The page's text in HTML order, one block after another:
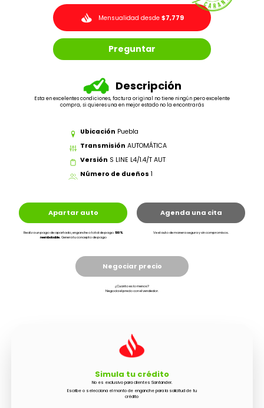
Mensualidad desde$7,779
Preguntar
Descripción
Esta en excelentes condiciones, factura original no tiene ningún pero excelente
compra, si quieres una en mejor estado no la encontrarás
Ubicación Puebla
Transmisión AUTOMÁTICA
Versión S LINE L4/1.4/T AUT
Número de dueños 1
Apartar auto
Realiza un pago de apartado, enganche o total de pago.100%
reembolsable.Genera tu concepto de pago
Agenda una cita
Ve el auto de manera segura y sin compromisos.
Negociar precio
¿Cuanto es lo menos?
Negocia el precio con el vendedor.
Simula tu crédito
No es exclusivo para clientes Santander.
Escribe o selecciona el monto de enganche para la solicitud de tu
crédito